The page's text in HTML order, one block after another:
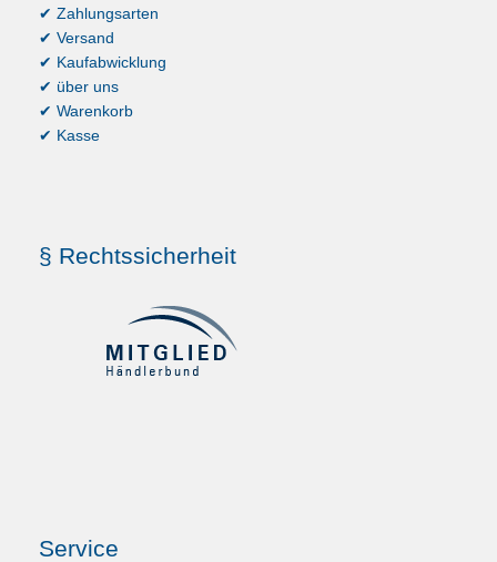
✔ Zahlungsarten
✔ Versand
✔ Kaufabwicklung
✔ über uns
✔ Warenkorb
✔ Kasse
§ Rechtssicherheit
Service